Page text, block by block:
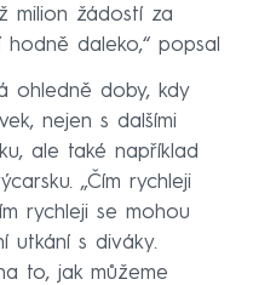
milion žádostí za
hodně daleko,“ popsal
ohledně doby, kdy
nejen s dalšími
ale také například
„Čím rychleji
rychleji se mohou
utkání s diváky.
to, jak můžeme